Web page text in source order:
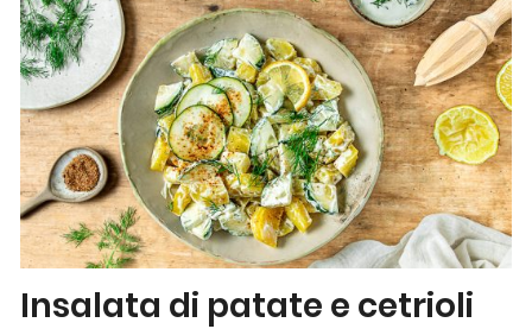
Insalata di patate e cetrioli